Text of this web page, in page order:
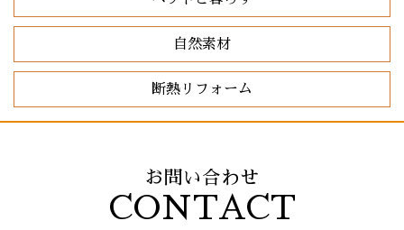
自然素材
断熱リフォーム
お問い合わせ
CONTACT